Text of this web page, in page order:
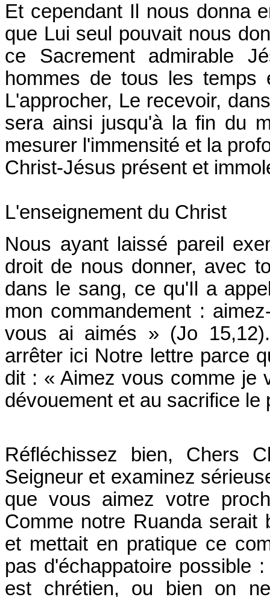
Et cependant Il nous donna
que Lui seul pouvait nous
ce Sacrement admirable
hommes de tous les
L'approcher, Le recevoir,
sera ainsi jusqu'à la fin du
mesurer l'immensité et la
Christ-Jésus présent et
L'enseignement du Christ
Nous ayant laissé pareil
droit de nous donner, avec
dans le sang, ce qu'Il a
mon commandement :
vous ai aimés » (Jo
arrêter ici Notre lettre parce
dit : « Aimez vous comme je
dévouement et au sacrifice le
Réfléchissez bien, Chers
Seigneur et examinez
que vous aimez votre
Comme notre Ruanda
et mettait en pratique ce
pas d'échappatoire possible
est chrétien, ou bien on